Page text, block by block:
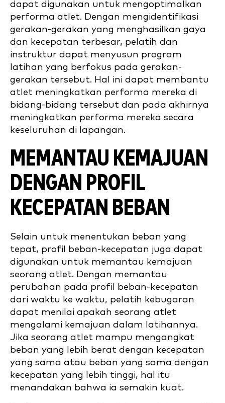
dapat digunakan untuk mengoptimalkan
performa atlet. Dengan mengidentifikasi
gerakan-gerakan yang menghasilkan gaya
dan kecepatan terbesar, pelatih dan
instruktur dapat menyusun program
latihan yang berfokus pada gerakan-
gerakan tersebut. Hal ini dapat membantu
atlet meningkatkan performa mereka di
bidang-bidang tersebut dan pada akhirnya
meningkatkan performa mereka secara
keseluruhan di lapangan.
MEMANTAU KEMAJUAN
DENGAN PROFIL
KECEPATAN BEBAN
Selain untuk menentukan beban yang
tepat, profil beban-kecepatan juga dapat
digunakan untuk memantau kemajuan
seorang atlet. Dengan memantau
perubahan pada profil beban-kecepatan
dari waktu ke waktu, pelatih kebugaran
dapat menilai apakah seorang atlet
mengalami kemajuan dalam latihannya.
Jika seorang atlet mampu mengangkat
beban yang lebih berat dengan kecepatan
yang sama atau beban yang sama dengan
kecepatan yang lebih tinggi, hal itu
menandakan bahwa ia semakin kuat.